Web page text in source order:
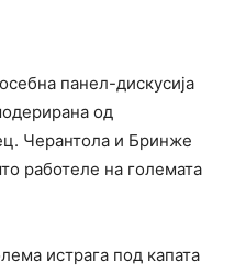
панел-дискусија
од
Черантола и Бринже
работеле на големата
истрага под капата